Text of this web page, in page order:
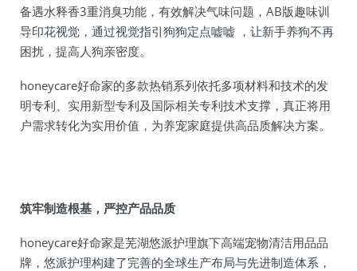
备遇水释香3重消臭功能，有效解决气味问题，AB版趣味训
导印花视觉，通过视觉指引狗狗定点嘘嘘 ，让新手养狗不再
困扰，提高人狗亲密度。
honeycare好命家的多款热销系列依托多项材料和技术的发
明专利、实用新型专利及国际相关专利技术支撑，真正将用
户需求转化为实用价值，为养宠家庭提供高品质解决方案。
筑牢制造根基，严控产品品质
honeycare好命家是芜湖悠派护理旗下高端宠物清洁用品品
牌，悠派护理构建了完善的全球生产布局与先进制造体系，